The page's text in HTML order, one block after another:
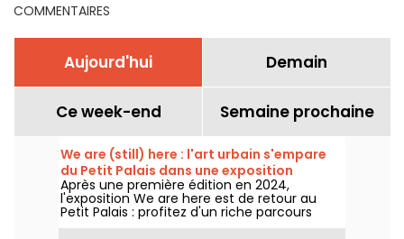
COMMENTAIRES
Aujourd'hui Demain
Ce week-end Semaine prochaine
We are (still) here : l'art urbain s'empare
du Petit Palais dans une exposition
gratuite cet été
Après une première édition en 2024,
l'exposition We are here est de retour au
Petit Palais : profitez d'un riche parcours
d'art urbain en plein cœur du musée des